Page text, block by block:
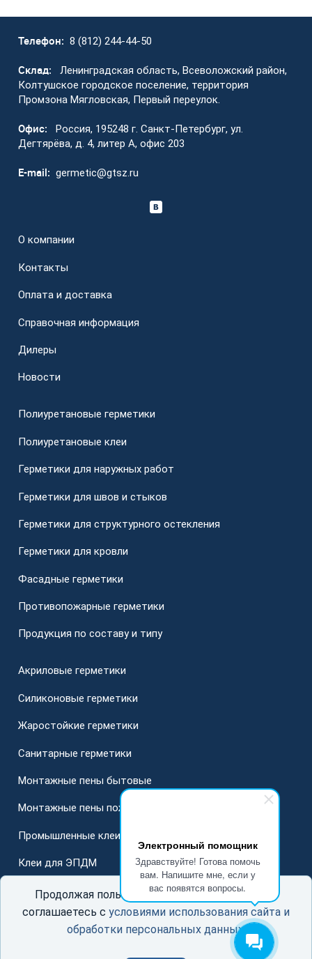
Электронный помощник
Здравствуйте! Готова помочь
вам. Напишите мне, если у
вас появятся вопросы.
Телефон: 8 (812) 244-44-50
Склад:
Ленинградская область, Всеволожский район,
Колтушское городское поселение, территория
Промзона Мягловская, Первый переулок.
Офис:
Россия, 195248 г. Санкт-Петербург, ул.
Дегтярёва, д. 4, литер А, офис 203
E-mail: germetic@gtsz.ru
О компании
Контакты
Оплата и доставка
Справочная информация
Дилеры
Новости
Полиуретановые герметики
Полиуретановые клеи
Герметики для наружных работ
Герметики для швов и стыков
Герметики для структурного остекления
Герметики для кровли
Фасадные герметики
Противопожарные герметики
Продукция по составу и типу
Акриловые герметики
Силиконовые герметики
Жаростойкие герметики
Санитарные герметики
Монтажные пены бытовые
Монтажные пены пожарные
Промышленные клеи
Клеи для ЭПДМ
Для стеклопакетов
Продолжая пользоваться данным сайтом, Вы
соглашаетесь с условиями использования сайта и
обработки персональных данных.